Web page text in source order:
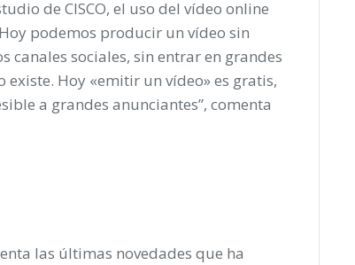
de CISCO, el uso del vídeo online
podemos producir un vídeo sin
canales sociales, sin entrar en grandes
Hoy «emitir un vídeo» es gratis,
a grandes anunciantes”, comenta
las últimas novedades que ha